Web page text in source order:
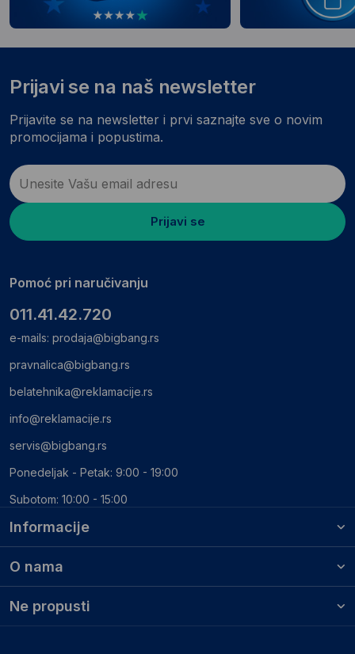
Informacije
O nama
Ne propusti
Prijavi se na naš newsletter
Prijavite se na newsletter i prvi saznajte sve o novim
promocijama i popustima.
Prijavi se
Pomoć pri naručivanju
011.41.42.720
e-mails: prodaja@bigbang.rs
pravnalica@bigbang.rs
belatehnika@reklamacije.rs
info@reklamacije.rs
servis@bigbang.rs
Ponedeljak - Petak: 9:00 - 19:00
Subotom: 10:00 - 15:00